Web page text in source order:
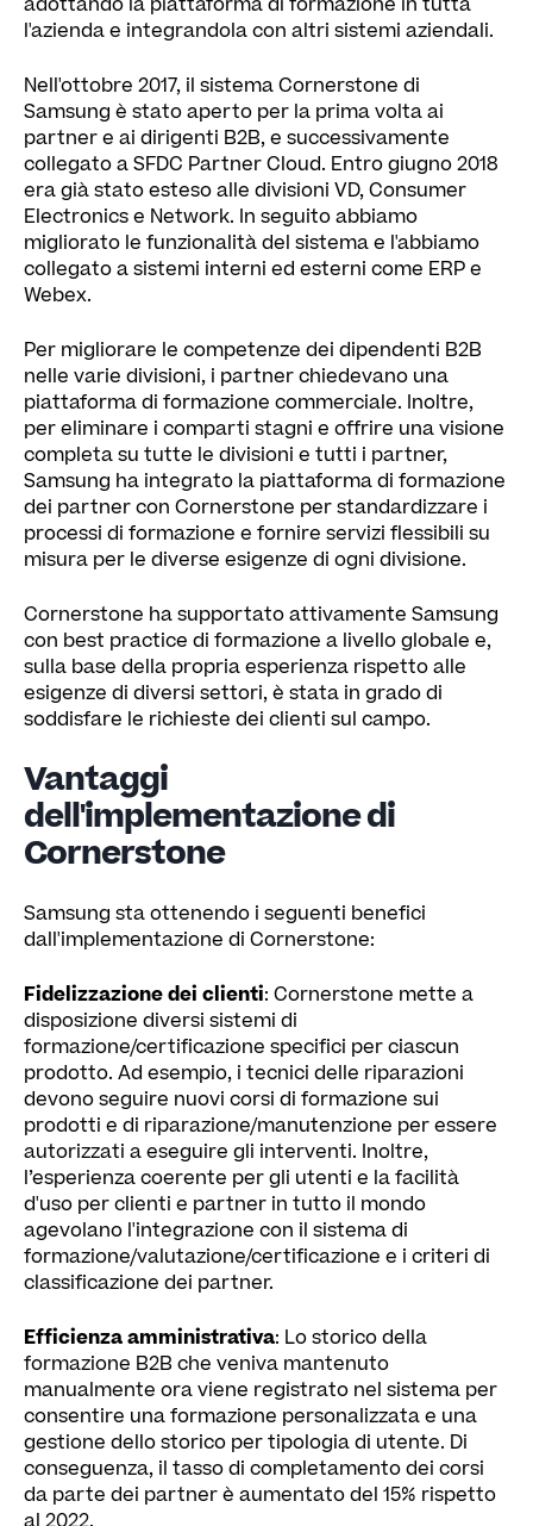
l'azienda e integrandola con altri sistemi aziendali.
Nell'ottobre 2017, il sistema Cornerstone di
Samsung è stato aperto per la prima volta ai
partner e ai dirigenti B2B, e successivamente
collegato a SFDC Partner Cloud. Entro giugno 2018
era già stato esteso alle divisioni VD, Consumer
Electronics e Network. In seguito abbiamo
migliorato le funzionalità del sistema e l'abbiamo
collegato a sistemi interni ed esterni come ERP e
Webex.
Per migliorare le competenze dei dipendenti B2B
nelle varie divisioni, i partner chiedevano una
piattaforma di formazione commerciale. Inoltre,
per eliminare i comparti stagni e offrire una visione
completa su tutte le divisioni e tutti i partner,
Samsung ha integrato la piattaforma di formazione
dei partner con Cornerstone per standardizzare i
processi di formazione e fornire servizi flessibili su
misura per le diverse esigenze di ogni divisione.
Cornerstone ha supportato attivamente Samsung
con best practice di formazione a livello globale e,
sulla base della propria esperienza rispetto alle
esigenze di diversi settori, è stata in grado di
soddisfare le richieste dei clienti sul campo.
Vantaggi
dell'implementazione di
Cornerstone
Samsung sta ottenendo i seguenti benefici
dall'implementazione di Cornerstone:
Fidelizzazione dei clienti: Cornerstone mette a
disposizione diversi sistemi di
formazione/certificazione specifici per ciascun
prodotto. Ad esempio, i tecnici delle riparazioni
devono seguire nuovi corsi di formazione sui
prodotti e di riparazione/manutenzione per essere
autorizzati a eseguire gli interventi. Inoltre,
l’esperienza coerente per gli utenti e la facilità
d'uso per clienti e partner in tutto il mondo
agevolano l'integrazione con il sistema di
formazione/valutazione/certificazione e i criteri di
classificazione dei partner.
Efficienza amministrativa: Lo storico della
formazione B2B che veniva mantenuto
manualmente ora viene registrato nel sistema per
consentire una formazione personalizzata e una
gestione dello storico per tipologia di utente. Di
conseguenza, il tasso di completamento dei corsi
da parte dei partner è aumentato del 15% rispetto